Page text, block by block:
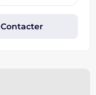
Contacter